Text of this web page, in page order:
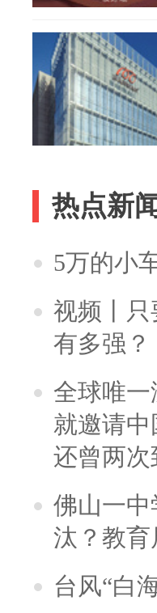
热点新闻
5万的小
视频丨只
有多强？
全球唯
就邀请
还曾两次
佛山一中
汰？教
台风“白